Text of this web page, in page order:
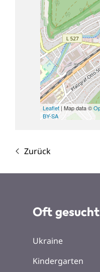
Leaflet | Map data ©
BY-SA
Zurück
Oft gesucht
Ukraine
Kindergarten